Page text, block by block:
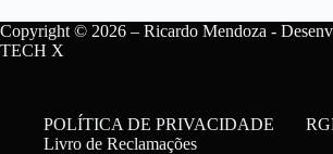
Copyright © 2026 – Ricardo Mendoza -
TECH X
POLÍTICA DE PRIVACIDADE
Livro de Reclamações